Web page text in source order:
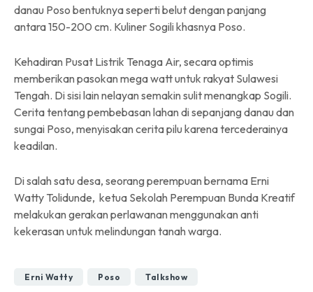
danau Poso bentuknya seperti belut dengan panjang
antara 150-200 cm. Kuliner Sogili khasnya Poso.
Kehadiran Pusat Listrik Tenaga Air, secara optimis
memberikan pasokan mega watt untuk rakyat Sulawesi
Tengah. Di sisi lain nelayan semakin sulit menangkap Sogili.
Cerita tentang pembebasan lahan di sepanjang danau dan
sungai Poso, menyisakan cerita pilu karena tercederainya
keadilan.
Di salah satu desa, seorang perempuan bernama Erni
Watty Tolidunde, ketua Sekolah Perempuan Bunda Kreatif
melakukan gerakan perlawanan menggunakan anti
kekerasan untuk melindungan tanah warga.
Erni Watty Poso Talkshow